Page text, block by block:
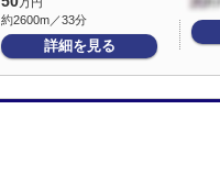
約2600m／33分
詳細を見る